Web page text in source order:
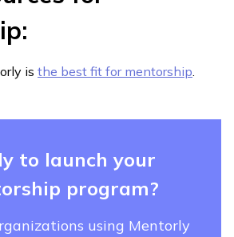
is the best fit for mentorship.
to launch your
program?
using Mentorly